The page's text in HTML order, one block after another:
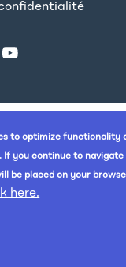
to optimize functionality
If you continue to
be placed on your
here.